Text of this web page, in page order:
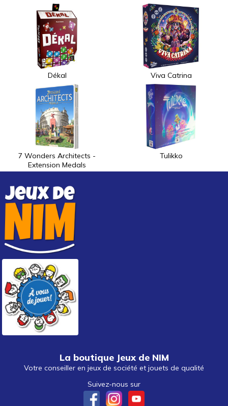
Dékal Viva Catrina
7 Wonders Architects -
Extension Medals
Tulikko
La boutique Jeux de NIM
Votre conseiller en jeux de société et jouets de qualité
Suivez-nous sur